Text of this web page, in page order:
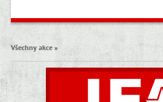
Všechny akce »